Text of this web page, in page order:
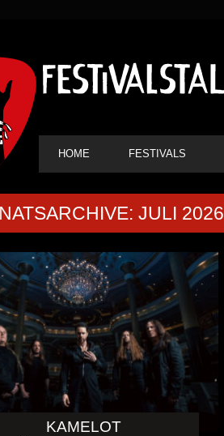
HAUPT-
NAVIGATION
HOME FESTIVALS
JULI 2026
KAMELOT